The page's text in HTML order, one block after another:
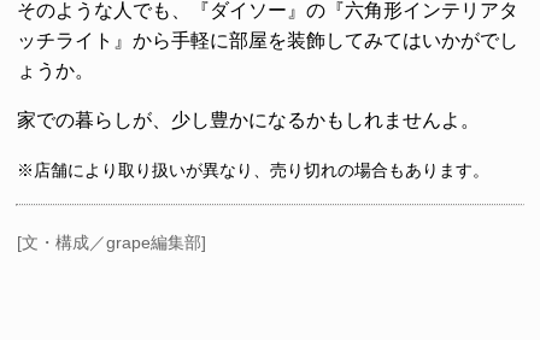
そのような人でも、『ダイソー』の『六角形インテリアタ
ッチライト』から手軽に部屋を装飾してみてはいかがでし
ょうか。
家での暮らしが、少し豊かになるかもしれませんよ。
※店舗により取り扱いが異なり、売り切れの場合もあります。
[文・構成／grape編集部]